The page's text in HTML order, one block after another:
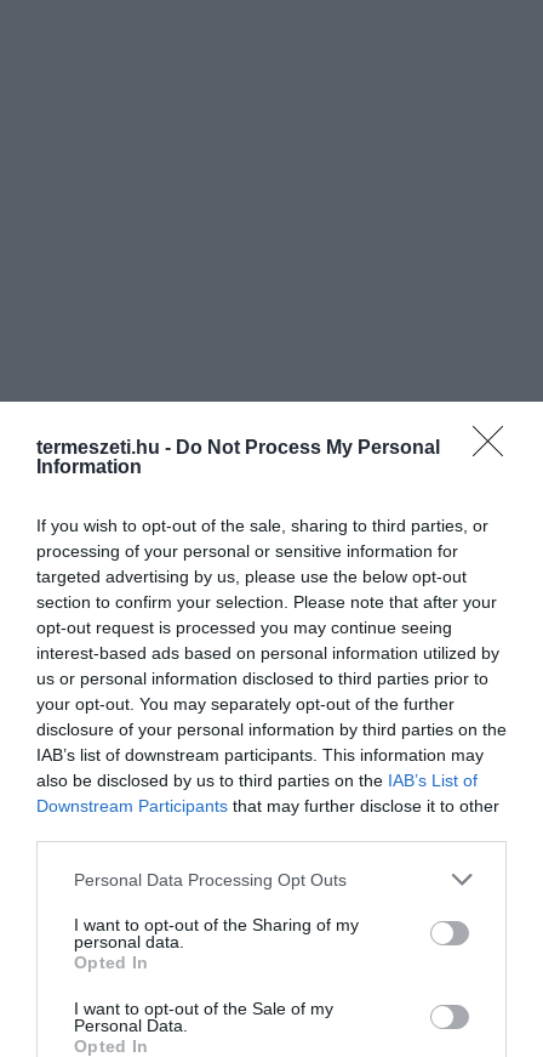
termeszeti.hu - Do Not Process My Personal
Information
If you wish to opt-out of the sale, sharing to third parties, or
processing of your personal or sensitive information for
targeted advertising by us, please use the below opt-out
section to confirm your selection. Please note that after your
opt-out request is processed you may continue seeing
interest-based ads based on personal information utilized by
us or personal information disclosed to third parties prior to
your opt-out. You may separately opt-out of the further
disclosure of your personal information by third parties on the
IAB’s list of downstream participants. This information may
also be disclosed by us to third parties on the IAB’s List of
Downstream Participants that may further disclose it to other
Please note that this website/app uses one or more Google
not limited to your visit or usage behaviour. You may click to
grant or deny consent to Google and its third-party tags to
use your data for below specified purposes in below Google
consent section.
Personal Data Processing Opt Outs
I want to opt-out of the Sharing of my
personal data.
Opted In
I want to opt-out of the Sale of my
Personal Data.
Opted In
ELŐZŐ CIKK
A NÖVÉNY, AMELY MEGJEGYZI, HOGY TEGNAP ROSSZUL
BÁNTÁL VELE – A „HARAGTARTÓ” MIMÓZA
VISELKEDÉSTUDOMÁNYI REJTÉLYE
A BERMUDA-HÁROMSZÖG REJTÉLYE: AMIKOR A TUDOMÁNY
SZÉP CSENDBEN KIDERÍTI, HOGY SEMMI MISZTIKUS NINCS A
HASONLÓ ÉRDEKESSÉGEK